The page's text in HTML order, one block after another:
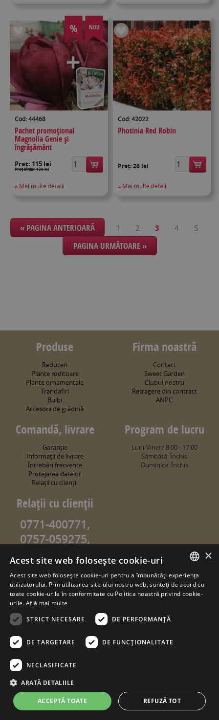
% NOU
Cod: 44468
Pachet promoțional
Magnolia Genie și
îngrășământ
Preț: 115 lei
Preţ inițial: 130 lei
» Mai multe detalii
Cod: 42022
Photinia Red Robin
Preț:26 lei
» Mai multe detalii
« PAGINA ANTERIOARĂ 1 2 3 4 5
PAGINA URMĂTOARE »
Produse
Reduceri
Plante roditoare
Plante ornamentale
Trandafiri
Bulbi
Accesorii de grădină
Firma noastră
Contact
Sweet Garden
Clubul nostru
Retragere din contract
ANPC
Comandă, livrare
Garanţie
Informaţii de livrare
Întrebări frecvente
Protejarea datelor
Relaţii cu clienţii
Program de lucru
Luni-Vineri: 8:00 - 17:00
Sâmbătă: Închis
Duminica: Închis
Relaţii cu clienţii
0771-400771,
0757-059275,
0757-059274
info@sweetgarden.ro
© copyright 2026. sweetgarden.ro
Toate drepturile rezervate. Reproducerea integrală sau parţială a
textelor sau a ilustraţiilor din orice pagină a site-ului
www.sweetgarden.ro este posibilă numai cu acordul prealabil
pedepseşte conform legii. Eventualele încălcări ale dreptului de
autor, vă rugăm să ne comunicaţi la adresa de e.mail:
info@sweetgarden.ro
ROMANIAN
HUNGARIAN
×
Acest site web folosește cookie-uri
Acest site web folosește cookie-uri pentru a îmbunătăți experiența
utilizatorului. Prin utilizarea site-ului nostru web, sunteți de acord cu
toate cookie-urile în conformitate cu Politica noastră privind cookie-
urile.Află mai multe
STRICT NECESARE
DE PERFORMANȚĂ
DE TARGETARE DE FUNCŢIONALITATE
NECLASIFICATE
ARATĂ DETALIILE
ACCEPTĂ TOATE REFUZĂ TOT